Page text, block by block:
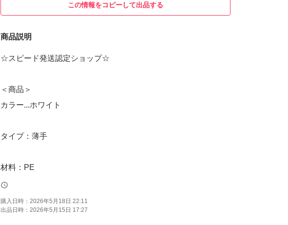
この情報をコピーして出品する
商品説明
☆スピード発送認定ショップ☆
＜商品＞
カラー...ホワイト
タイプ：薄手
材料：PE
☆サイズ☆
W250mm×H300mm+50mm
購入日時： 2026年5月18日 22:11
出品日時： 2026年5月15日 17:27